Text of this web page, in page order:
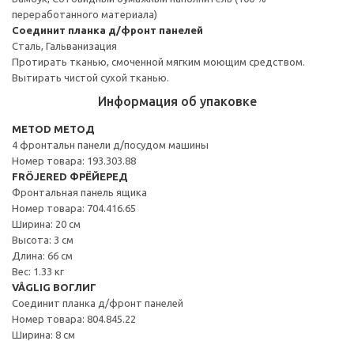
переработанного материала)
Соединит планка д/фронт панелей
Сталь, Гальванизация
Протирать тканью, смоченной мягким моющим средством.
Вытирать чистой сухой тканью.
Информация об упаковке
METOD МЕТОД
4 фронтальн панели д/посудом машины
Номер товара: 193.303.88
FRÖJERED ФРЁЙЕРЕД
Фронтальная панель ящика
Номер товара: 704.416.65
Ширина: 20 см
Высота: 3 см
Длина: 66 см
Вес: 1.33 кг
VÅGLIG ВОГЛИГ
Соединит планка д/фронт панелей
Номер товара: 804.845.22
Ширина: 8 см